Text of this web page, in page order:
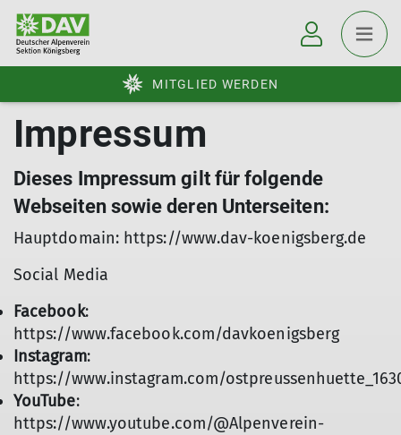
MITGLIED WERDEN
Impressum
Dieses Impressum gilt für folgende
Webseiten sowie deren Unterseiten:
Hauptdomain: https://www.dav-koenigsberg.de
Social Media
Facebook:
https://www.facebook.com/davkoenigsberg
Instagram:
https://www.instagram.com/
YouTube:
https://www.youtube.com/@Alpenverein-